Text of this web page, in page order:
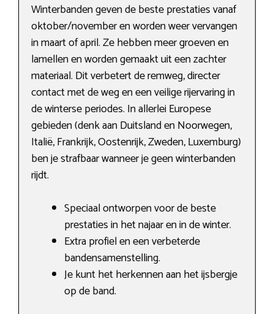
Winterbanden geven de beste prestaties vanaf
oktober/november en worden weer vervangen
in maart of april. Ze hebben meer groeven en
lamellen en worden gemaakt uit een zachter
materiaal. Dit verbetert de remweg, directer
contact met de weg en een veilige rijervaring in
de winterse periodes. In allerlei Europese
gebieden (denk aan Duitsland en Noorwegen,
Italië, Frankrijk, Oostenrijk, Zweden, Luxemburg)
ben je strafbaar wanneer je geen winterbanden
rijdt.
Speciaal ontworpen voor de beste
prestaties in het najaar en in de winter.
Extra profiel en een verbeterde
bandensamenstelling.
Je kunt het herkennen aan het ijsbergje
op de band.